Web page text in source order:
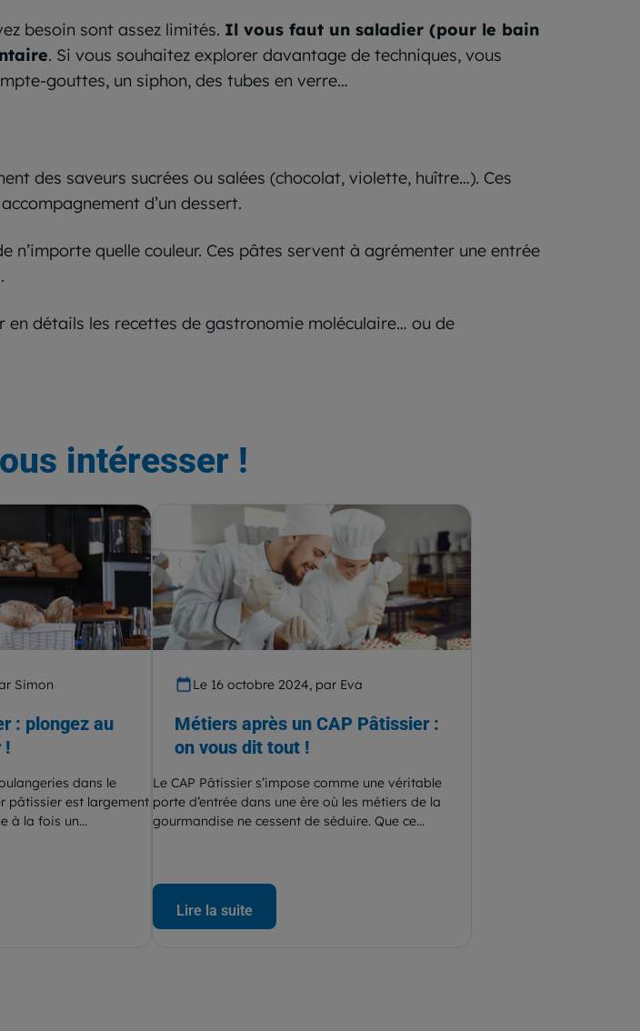
besoin sont assez limités. Il vous faut un saladier (pour le bain
. Si vous souhaitez explorer davantage de techniques, vous
gouttes, un siphon, des tubes en verre…
des saveurs sucrées ou salées (chocolat, violette, huître…). Ces
d’un dessert.
n’importe quelle couleur. Ces pâtes servent à agrémenter une entrée
détails les recettes de gastronomie moléculaire… ou de
intéresser !
Simon
: plongez au
!
dans le
pâtissier est largement
à la fois un...
Le 16 octobre 2024, par Eva
Métiers après un CAP Pâtissier :
on vous dit tout !
Le CAP Pâtissier s’impose comme une véritable
porte d’entrée dans une ère où les métiers de la
gourmandise ne cessent de séduire. Que ce...
Lire la suite